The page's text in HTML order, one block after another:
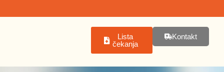
Lista
čekanja
Kontakt